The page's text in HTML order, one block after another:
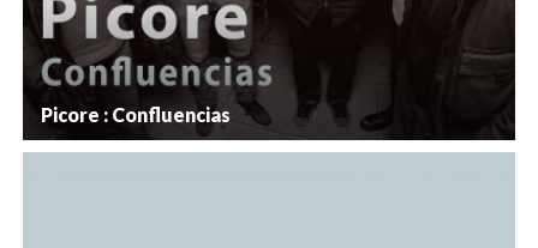
Picore : Confluencias